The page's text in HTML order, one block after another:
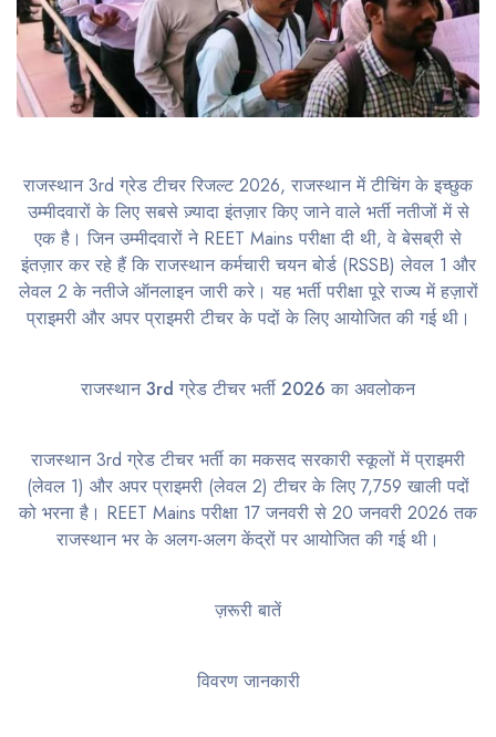
राजस्थान 3rd ग्रेड टीचर रिजल्ट 2026, राजस्थान में टीचिंग के इच्छुक
उम्मीदवारों के लिए सबसे ज़्यादा इंतज़ार किए जाने वाले भर्ती नतीजों में से
एक है। जिन उम्मीदवारों ने REET Mains परीक्षा दी थी, वे बेसब्री से
इंतज़ार कर रहे हैं कि राजस्थान कर्मचारी चयन बोर्ड (RSSB) लेवल 1 और
लेवल 2 के नतीजे ऑनलाइन जारी करे। यह भर्ती परीक्षा पूरे राज्य में हज़ारों
प्राइमरी और अपर प्राइमरी टीचर के पदों के लिए आयोजित की गई थी।
राजस्थान 3rd ग्रेड टीचर भर्ती 2026 का अवलोकन
राजस्थान 3rd ग्रेड टीचर भर्ती का मकसद सरकारी स्कूलों में प्राइमरी
(लेवल 1) और अपर प्राइमरी (लेवल 2) टीचर के लिए 7,759 खाली पदों
को भरना है। REET Mains परीक्षा 17 जनवरी से 20 जनवरी 2026 तक
राजस्थान भर के अलग-अलग केंद्रों पर आयोजित की गई थी।
ज़रूरी बातें
विवरण जानकारी